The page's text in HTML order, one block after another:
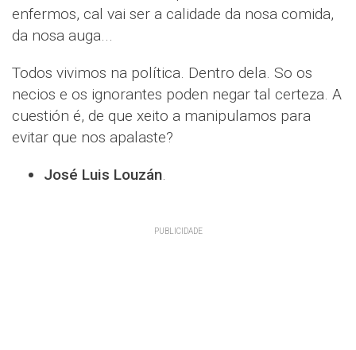
enfermos, cal vai ser a calidade da nosa comida,
da nosa auga...
Todos vivimos na política. Dentro dela. So os
necios e os ignorantes poden negar tal certeza. A
cuestión é, de que xeito a manipulamos para
evitar que nos apalaste?
José Luis Louzán.